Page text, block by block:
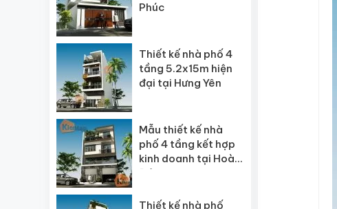
Phúc
Thiết kế nhà phố 4
tầng 5.2x15m hiện
đại tại Hưng Yên
Mẫu thiết kế nhà
phố 4 tầng kết hợp
kinh doanh tại Hoài
Đức
Thiết kế nhà phố